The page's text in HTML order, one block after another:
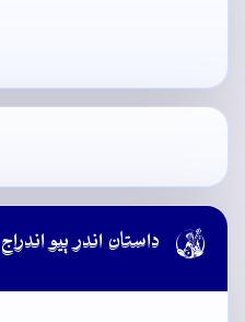
 داستان اندر ٻيو اندراج